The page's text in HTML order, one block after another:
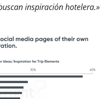
inspiración hotelera.»